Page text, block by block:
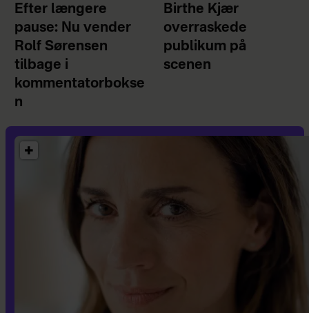
Efter længere
pause: Nu vender
Rolf Sørensen
tilbage i
kommentatorbokse
n
Birthe Kjær
overraskede
publikum på
scenen